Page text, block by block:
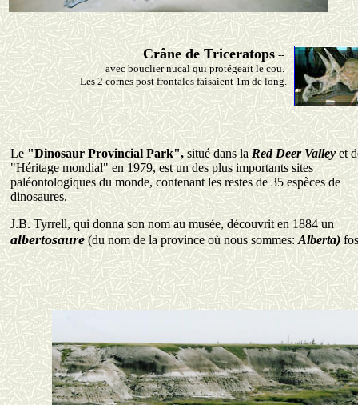
Crâne de Triceratops --
avec bouclier nucal qui protégeait le cou.
Les 2 cornes post frontales faisaient 1m de long.
Le"Dinosaur Provincial Park",situé dans laRed Deer Valleyet
"Héritage mondial" en 1979, est un des plus importants sites
paléontologiques du monde, contenant les restes de 35 espèces de
dinosaures.
J.B. Tyrrell, qui donna son nom au musée, découvrit en 1884 un
albertosaure(du nom de la province où nous sommes:Alberta)